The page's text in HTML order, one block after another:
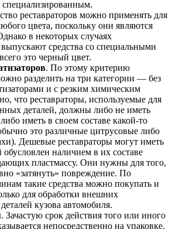
реставраторов можно применять для
цвета, поскольку они являются
в некоторых случаях
средства со специальными
это черный цвет.
. По этому критерию
разделить на три категории — без
и с резким химическим
что реставраторы, используемые для
деталей, должны либо не иметь
иметь в своем составе какой-то
это различные цитрусовые либо
Дешевые реставраторы могут иметь
обусловлен наличием в их составе
пластмассу. Они нужны для того,
«затянуть» повреждение. По
такие средства можно покупать и
для обработки внешних
кузова автомобиля.
. Зачастую срок действия того или иного
непосредственно на упаковке.